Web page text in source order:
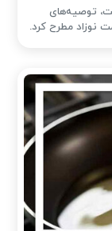
توصیه‌های
نوزاد مطرح کرد.